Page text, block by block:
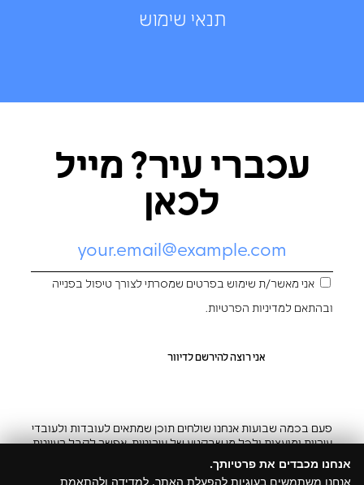
תנאי שימוש
עכברי עיר? מייל
לכאן
אני מאשר/ת שימוש בפרטים שמסרתי לצורך טיפול בפנייה
ובהתאם למדיניות הפרטיות.
פעם בכמה שבועות אנחנו שולחים תוכן שמתאים לעובדות ולעובדי
עיריות ומועצות ולכל מי שבקטע של עירוניות. אפשר לקבל רעיונות
אנחנו מכבדים את פרטיותך.
אנחנו משתמשים בעוגיות להפעלת האתר, למדידה ולהתאמת